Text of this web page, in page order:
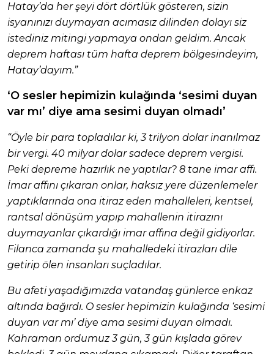
Hatay’da her şeyi dört dörtlük gösteren, sizin
isyanınızı duymayan acımasız dilinden dolayı siz
istediniz mitingi yapmaya ondan geldim. Ancak
deprem haftası tüm hafta deprem bölgesindeyim,
Hatay’dayım.”
‘O sesler hepimizin kulağında ‘sesimi duyan
var mı’ diye ama sesimi duyan olmadı’
“Öyle bir para topladılar ki, 3 trilyon dolar inanılmaz
bir vergi. 40 milyar dolar sadece deprem vergisi.
Peki depreme hazırlık ne yaptılar? 8 tane imar affı.
İmar affını çıkaran onlar, haksız yere düzenlemeler
yaptıklarında ona itiraz eden mahalleleri, kentsel,
rantsal dönüşüm yapıp mahallenin itirazını
duymayanlar çıkardığı imar affına değil gidiyorlar.
Filanca zamanda şu mahalledeki itirazları dile
getirip ölen insanları suçladılar.
Bu afeti yaşadığımızda vatandaş günlerce enkaz
altında bağırdı. O sesler hepimizin kulağında ‘sesimi
duyan var mı’ diye ama sesimi duyan olmadı.
Kahraman ordumuz 3 gün, 3 gün kışlada görev